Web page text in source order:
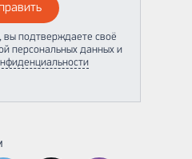
вы подтверждаете своё
персональных данных и